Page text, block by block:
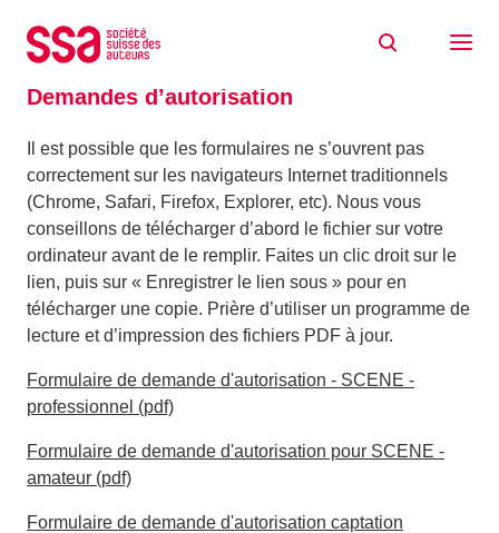
Demandes d’autorisation
Il est possible que les formulaires ne s’ouvrent pas
correctement sur les navigateurs Internet traditionnels
(Chrome, Safari, Firefox, Explorer, etc). Nous vous
conseillons de télécharger d’abord le fichier sur votre
ordinateur avant de le remplir. Faites un clic droit sur le
lien, puis sur « Enregistrer le lien sous » pour en
télécharger une copie. Prière d’utiliser un programme de
lecture et d’impression des fichiers PDF à jour.
Formulaire de demande d'autorisation - SCENE -
professionnel (pdf)
Formulaire de demande d'autorisation pour SCENE -
amateur (pdf)
Formulaire de demande d'autorisation captation